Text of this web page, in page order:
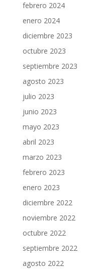
febrero 2024
enero 2024
diciembre 2023
octubre 2023
septiembre 2023
agosto 2023
julio 2023
junio 2023
mayo 2023
abril 2023
marzo 2023
febrero 2023
enero 2023
diciembre 2022
noviembre 2022
octubre 2022
septiembre 2022
agosto 2022